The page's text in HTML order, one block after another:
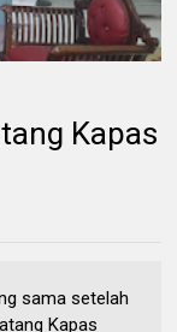
Kapas
sama setelah
Kapas